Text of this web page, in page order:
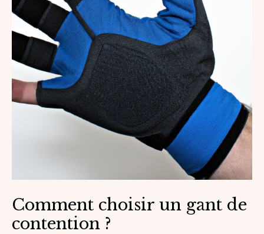
Comment choisir un gant de
contention ?